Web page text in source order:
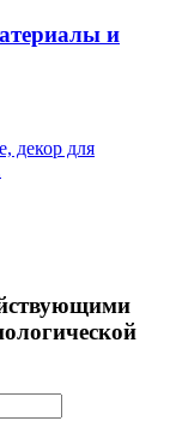
и
декор для